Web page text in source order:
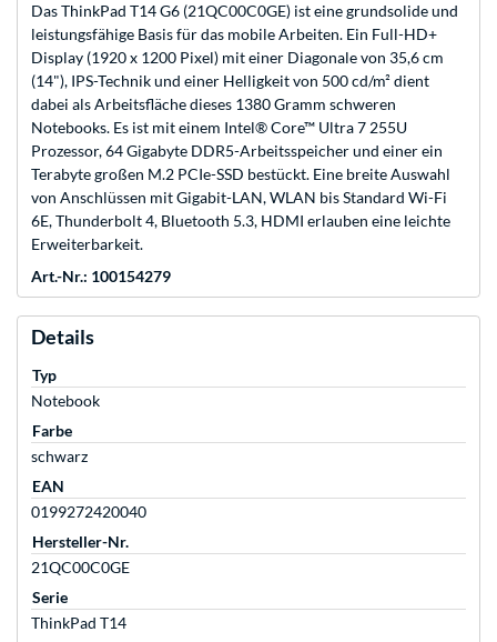
Das ThinkPad T14 G6 (21QC00C0GE) ist eine grundsolide und
leistungsfähige Basis für das mobile Arbeiten. Ein Full-HD+
Display (1920 x 1200 Pixel) mit einer Diagonale von 35,6 cm
(14"), IPS-Technik und einer Helligkeit von 500 cd/m² dient
dabei als Arbeitsfläche dieses 1380 Gramm schweren
Notebooks. Es ist mit einem Intel® Core™ Ultra 7 255U
Prozessor, 64 Gigabyte DDR5-Arbeitsspeicher und einer ein
Terabyte großen M.2 PCIe-SSD bestückt. Eine breite Auswahl
von Anschlüssen mit Gigabit-LAN, WLAN bis Standard Wi-Fi
6E, Thunderbolt 4, Bluetooth 5.3, HDMI erlauben eine leichte
Erweiterbarkeit.
Art.-Nr.: 100154279
Details
Typ
Notebook
Farbe
schwarz
EAN
0199272420040
Hersteller-Nr.
21QC00C0GE
Serie
ThinkPad T14